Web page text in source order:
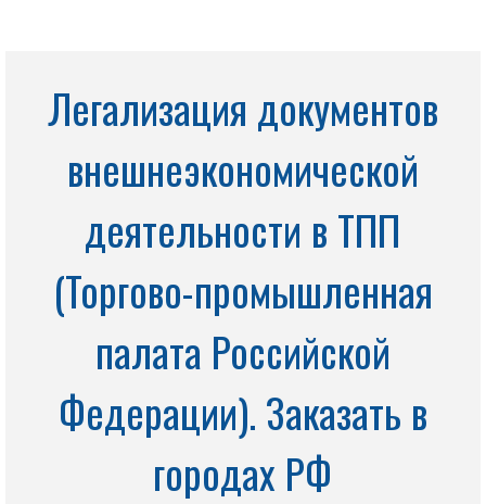
Легализация документов
внешнеэкономической
деятельности в ТПП
(Торгово-промышленная
палата Российской
Федерации). Заказать в
городах РФ